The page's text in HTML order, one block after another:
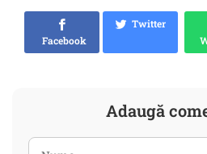
Facebook
Twitter
Adaugă